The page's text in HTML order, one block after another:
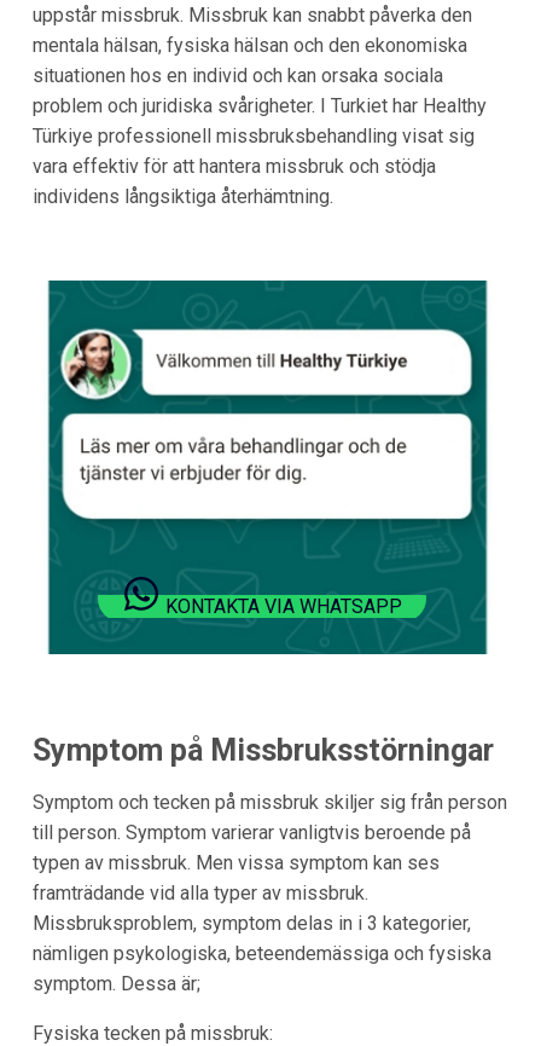
uppstår missbruk. Missbruk kan snabbt påverka den
mentala hälsan, fysiska hälsan och den ekonomiska
situationen hos en individ och kan orsaka sociala
problem och juridiska svårigheter. I Turkiet har Healthy
Türkiye professionell missbruksbehandling visat sig
vara effektiv för att hantera missbruk och stödja
individens långsiktiga återhämtning.
KONTAKTA VIA WHATSAPP
Symptom på Missbruksstörningar
Symptom och tecken på missbruk skiljer sig från person
till person. Symptom varierar vanligtvis beroende på
typen av missbruk. Men vissa symptom kan ses
framträdande vid alla typer av missbruk.
Missbruksproblem, symptom delas in i 3 kategorier,
nämligen psykologiska, beteendemässiga och fysiska
symptom. Dessa är;
Fysiska tecken på missbruk: